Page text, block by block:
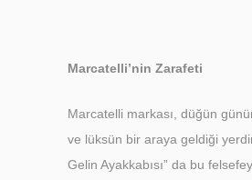
Marcatelli’nin Zarafeti
Marcatelli markası, düğün
ve lüksün bir araya geldiği
Gelin Ayakkabısı” da bu